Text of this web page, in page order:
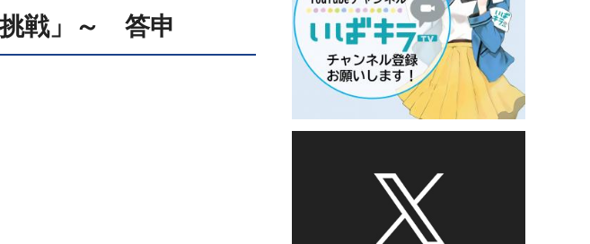
挑戦」～ 答申